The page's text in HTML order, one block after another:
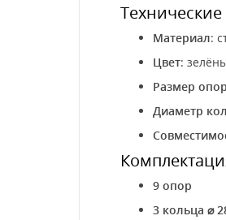
Технические
Материал:
Цвет:
Размер
Диаметр
9 опор
3 кольца ⌀